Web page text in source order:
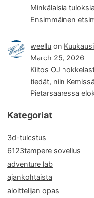
Minkälaisia
Ensimmäinen
weellu on
March 25, 2026
Kiitos OJ
tiedät, niin
Pietarsaaressa
Kategoriat
3d-tulostus
6123tampere sovellus
adventure lab
ajankohtaista
aloittelijan opas